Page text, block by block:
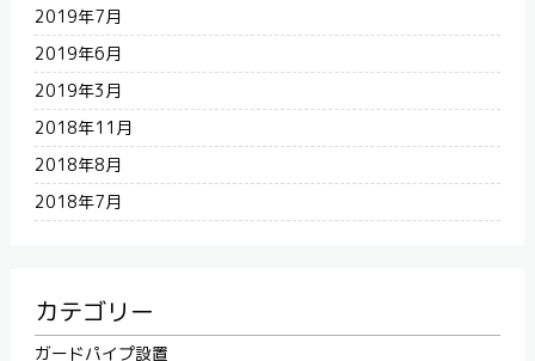
2019年7月
2019年6月
2019年3月
2018年11月
2018年8月
2018年7月
カテゴリー
ガードパイプ設置